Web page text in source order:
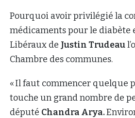
Pourquoi avoir privilégié la
médicaments pour le diabète
Libéraux de Justin Trudeau
Chambre des communes.
« Il faut commencer quelque
touche un grand nombre de
député Chandra Arya.